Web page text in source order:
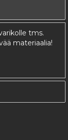
tms.
materiaalia!